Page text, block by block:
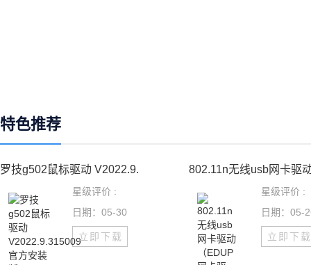
特色推荐
罗技g502鼠标驱动 V2022.9.
星级评价 :
日期：05-30
立即下载
802.11n无线usb网卡驱
星级评价 :
日期：05-
立即下载